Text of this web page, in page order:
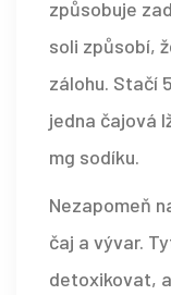
způsobuje
soli způsobí,
zálohu. Stačí
jedna čajová
mg sodíku.
Nezapomeň
čaj a vývar.
detoxikovat,